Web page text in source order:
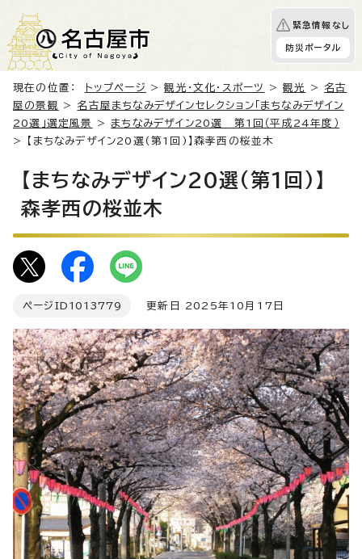
緊急情報なし
防災ポータル
現在の位置： トップページ >観光・文化・スポーツ >観光 > 名古
屋の景観
> 名古屋まちなみデザインセレクション「まちなみデザイン
20選」選定風景
> まちなみデザイン20選 第1回（平成24年度）
> 【まちなみデザイン20選(第1回)】森孝西の桜並木
【まちなみデザイン20選(第1回)】
森孝西の桜並木
ページID 1013779 更新日 2025年10月17日